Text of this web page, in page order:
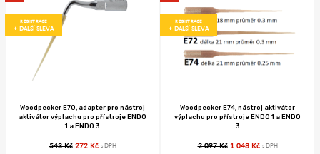
REGISTRACE
+ DALŠÍ SLEVA
Woodpecker E70, adapter pro nástroj
aktivátor výplachu pro přístroje ENDO
1 a ENDO 3
543 Kč 272 Kč s DPH
REGISTRACE
+ DALŠÍ SLEVA
Woodpecker E74, nástroj aktivátor
výplachu pro přístroje ENDO 1 a ENDO
3
2 097 Kč 1 048 Kč s DPH